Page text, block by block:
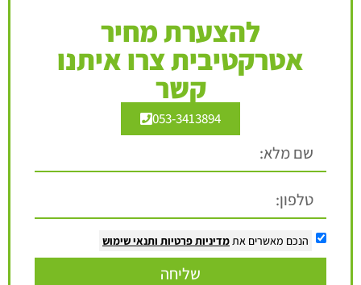
להצערת מחיר
אטרקטיבית צרו איתנו
קשר
053-3413894
הנכם מאשרים אתמדיניות פרטיות ותנאי שימוש
שליחה